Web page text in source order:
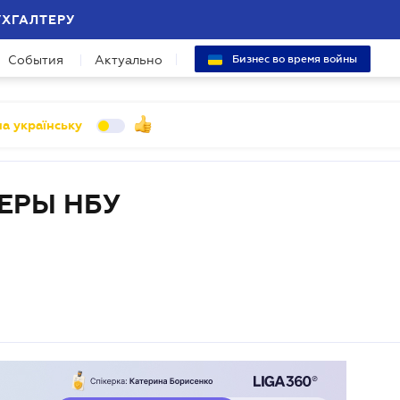
События Актуально Бизнес во время войны
українську
НБУ